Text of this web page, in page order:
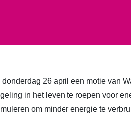
26 april een motie van
in het leven te roepen voor
om minder energie te